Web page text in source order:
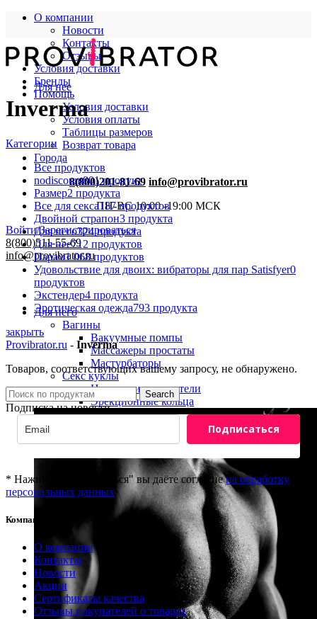
О компании
Новости
Контакты
Отзывы
Условия доставки
Бренды
Помощь
Условия доставки
Условия оплаты
Таблицы размеров
Возврат товара
Города
8(800)201-81-69 info@provibrator.ru
ПН-ВС 10:00 -19:00 МСК
Войти/Зарегистрироваться
8(800)511-55-69
info@provibrator.ru
Для нее
Для него
Вагины
Вакуумные помпы
Массажеры простаты
Мастурбаторы
Секс куклы
Насадки и удлинители
Эрекционные кольца
Inverma
Категории
Все продуктов
nodiscount801 продукт
Размер2 продукта
Все для секса187 продуктов
Двойной страпон3 продукта
Для него324 продукта
Для нее712 продуктов
Парам1 068 продуктов
Удовольствие для двоих: вибраторы для пар Satisfyer0
продуктов
Экстендер4 продукта
Эротическая одежда793 продукта
закрыть
Provibrator.ru - Inverma
Товаров, соответствующих вашему запросу, не обнаружено.
Search
Подписка на новости
Подписаться
* Нажимая "Подписаться" вы даёте согласиена обработку
персональных данных
8(800)201-81-69
info@provibrator.ru
Компания
О компании
Контакты
Новости
Акции
Сертификаты качества
Отзывы покупателей о товарах